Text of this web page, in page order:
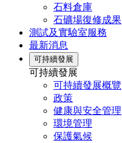
石料倉庫
石礦場復修成果
測試及實驗室服務
最新消息
可持續發展
可持續發展
可持續發展概覽
政策
健康與安全管理
環境管理
保護氣候